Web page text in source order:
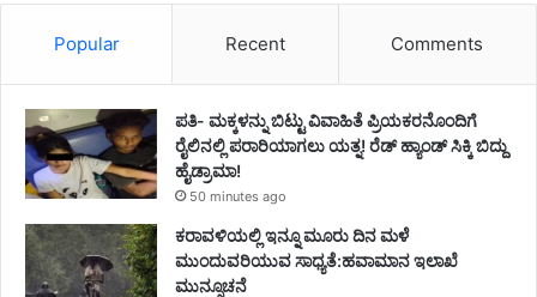
Popular Recent Comments
ಪತಿ- ಮಕ್ಕಳನ್ನು ಬಿಟ್ಟು ವಿವಾಹಿತೆ ಪ್ರಿಯಕರನೊಂದಿಗೆ
ರೈಲಿನಲ್ಲಿ ಪರಾರಿಯಾಗಲು ಯತ್ನ! ರೆಡ್ ಹ್ಯಾಂಡ್ ಸಿಕ್ಕಿ ಬಿದ್ದು
ಹೈಡ್ರಾಮಾ!
50 minutes ago
ಕರಾವಳಿಯಲ್ಲಿ ಇನ್ನೂ ಮೂರು ದಿನ ಮಳೆ
ಮುಂದುವರಿಯುವ ಸಾಧ್ಯತೆ:ಹವಾಮಾನ ಇಲಾಖೆ
ಮುನ್ಸೂಚನೆ